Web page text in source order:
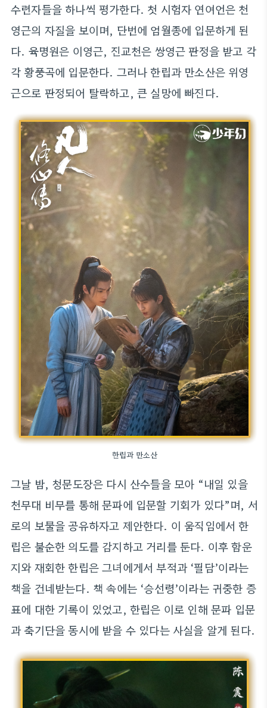
수련자들을 하나씩 평가한다. 첫 시험자 연여언은 천
영근의 자질을 보이며, 단번에 엄월종에 입문하게 된
다. 육명원은 이영근, 진교천은 쌍영근 판정을 받고 각
각 황풍곡에 입문한다. 그러나 한립과 만소산은 위영
근으로 판정되어 탈락하고, 큰 실망에 빠진다.
한립과 만소산
그날 밤, 청문도장은 다시 산수들을 모아 “내일 있을
천무대 비무를 통해 문파에 입문할 기회가 있다”며, 서
로의 보물을 공유하자고 제안한다. 이 움직임에서 한
립은 불순한 의도를 감지하고 거리를 둔다. 이후 함운
지와 재회한 한립은 그녀에게서 부적과 ‘필담’이라는
책을 건네받는다. 책 속에는 ‘승선령’이라는 귀중한 증
표에 대한 기록이 있었고, 한립은 이로 인해 문파 입문
과 축기단을 동시에 받을 수 있다는 사실을 알게 된다.